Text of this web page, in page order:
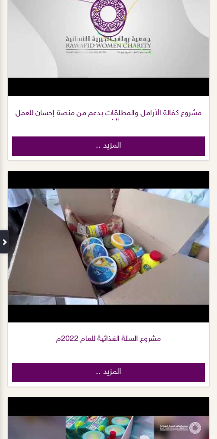
مشروع كفالة الأرامل والمطلقات بدعم من منصة إحسان للعمل
الخيري.
المزيد ..
مشروع السلة الغذائية للعام 2022م
المزيد ..